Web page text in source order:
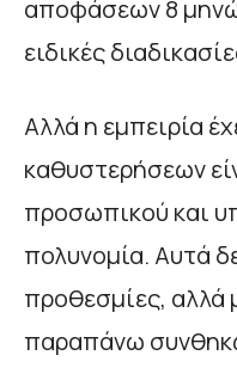
αποφάσεων 8
ειδικές
Αλλά η εμπειρία
καθυστερήσεων
προσωπικού και
πολυνομία. Αυτά
προθεσμίες, αλλά
παραπάνω